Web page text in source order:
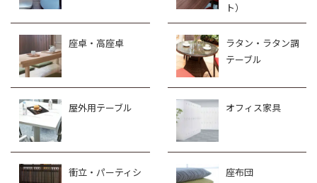
ト）
座卓・高座卓
ラタン・ラタン調
テーブル
屋外用テーブル オフィス家具
衝立・パーティシ
座布団